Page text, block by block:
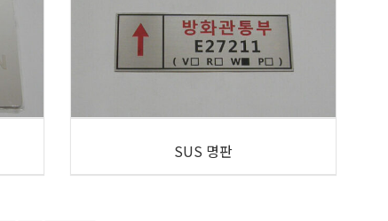
SUS 명판